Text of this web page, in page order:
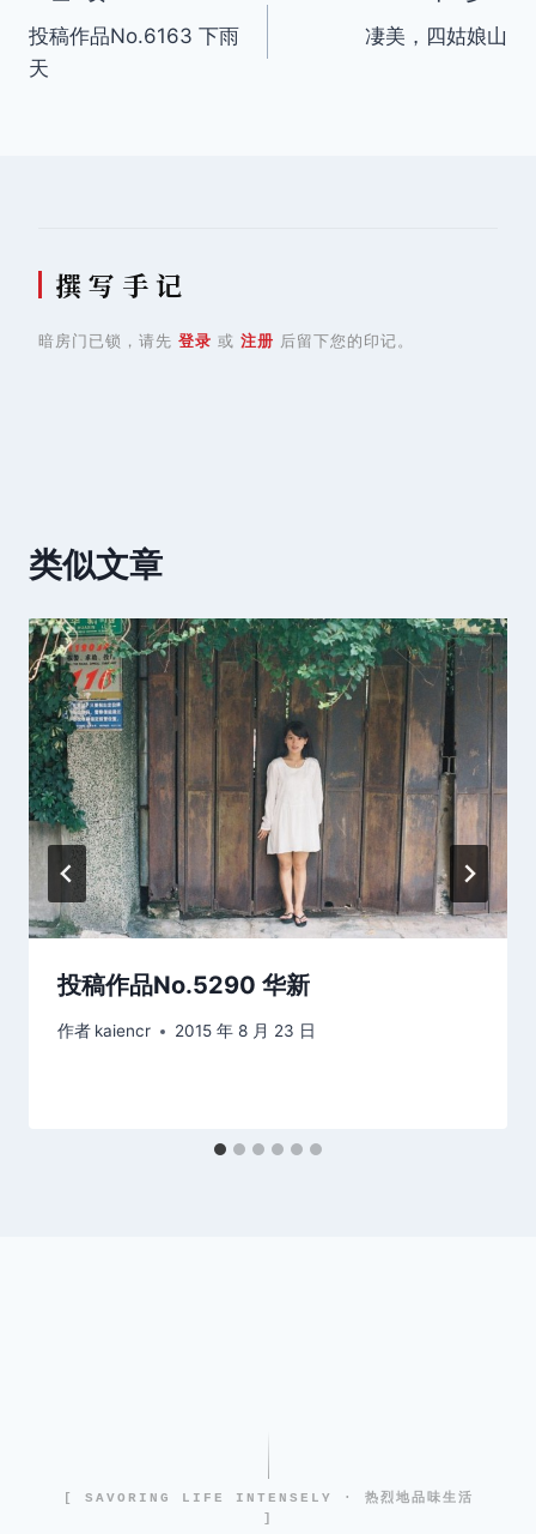
章
投稿作品No.6163 下雨
天
凄美，四姑娘山
撰 写 手 记
暗房门已锁，请先 登录 或 注册 后留下您的印记。
类似文章
投稿作品No.5290 华新
作者 kaiencr 2015 年 8 月 23 日
[ SAVORING LIFE INTENSELY · 热烈地品味生活
]